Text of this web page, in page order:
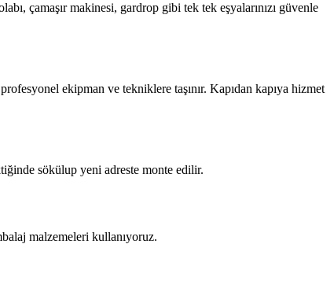
çamaşır makinesi, gardrop gibi tek tek eşyalarınızı güvenle
ekipman ve tekniklere taşınır. Kapıdan kapıya hizmet
sökülup yeni adreste monte edilir.
malzemeleri kullanıyoruz.